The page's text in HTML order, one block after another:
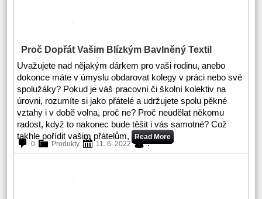
Proč Dopřát Vašim Blízkým Bavlněný Textil
Uvažujete nad nějakým dárkem pro vaši rodinu, anebo
dokonce máte v úmyslu obdarovat kolegy v práci nebo své
spolužáky? Pokud je váš pracovní či školní kolektiv na
úrovni, rozumíte si jako přátelé a udržujete spolu pěkné
vztahy i v době volna, proč ne? Proč neudělat někomu
radost, když to nakonec bude těšit i vás samotné? Což
takhle pořídit vašim přátelům, Read More
0
Produkty 11. 6. 2022 .